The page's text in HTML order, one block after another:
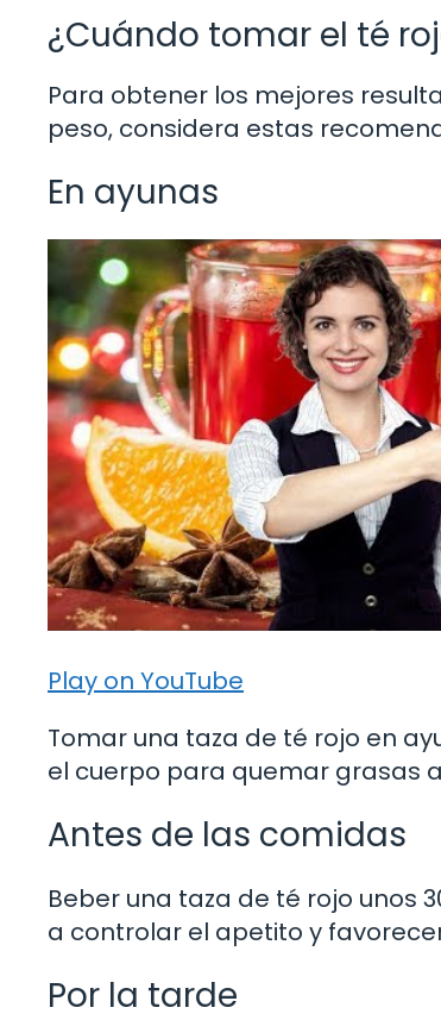
¿Cuándo tomar el té
Para obtener los mejores
peso, considera estas
En ayunas
Play on YouTube
Tomar una taza de té rojo en
el cuerpo para quemar grasas
Antes de las comidas
Beber una taza de té rojo unos
a controlar el apetito y
Por la tarde